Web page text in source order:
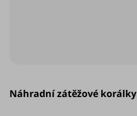
Náhradní zátěžové korálky